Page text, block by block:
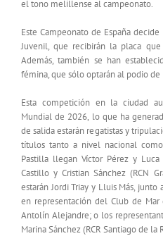
el tono melillense al campeonato.
Este Campeonato de España
Juvenil, que recibirán la placa
Además, también se han
fémina, que sólo optarán al podio de
Esta competición en la ciudad
Mundial de 2026, lo que ha
de salida estarán regatistas y
títulos tanto a nivel nacional como
Pastilla llegan Víctor Pérez y
Castillo y Cristian Sánchez (RCN
estarán Jordi Triay y Lluis Más, junto
en representación del Club de
Antolín Alejandre; o los
Marina Sánchez (RCR Santiago de la